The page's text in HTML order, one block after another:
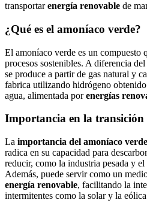
transportarenergía renovable de
¿Qué es el amoníaco verde?
El amoníaco verde es un compuesto
procesos sostenibles. A diferencia
se produce a partir de gas natural y
fabrica utilizando hidrógeno obtenido
agua, alimentada porenergías
Importancia en la transición
La importancia del amoníaco verde
radica en su capacidad para
reducir, como la industria pesada y
Además, puede servir como un
energía renovable, facilitando la
intermitentes como la solar y la